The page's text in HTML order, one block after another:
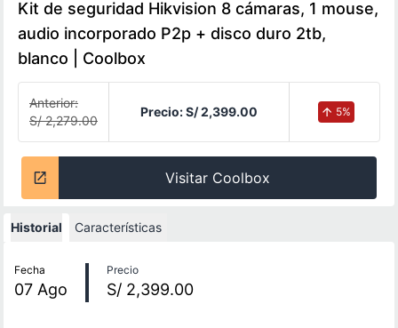
Kit de seguridad Hikvision 8 cámaras, 1 mouse,
audio incorporado P2p + disco duro 2tb,
blanco | Coolbox
Anterior:
S/ 2,279.00
Precio:S/ 2,399.00 5%
Visitar Coolbox
Historial Características
Fecha
07 Ago
Precio
S/ 2,399.00